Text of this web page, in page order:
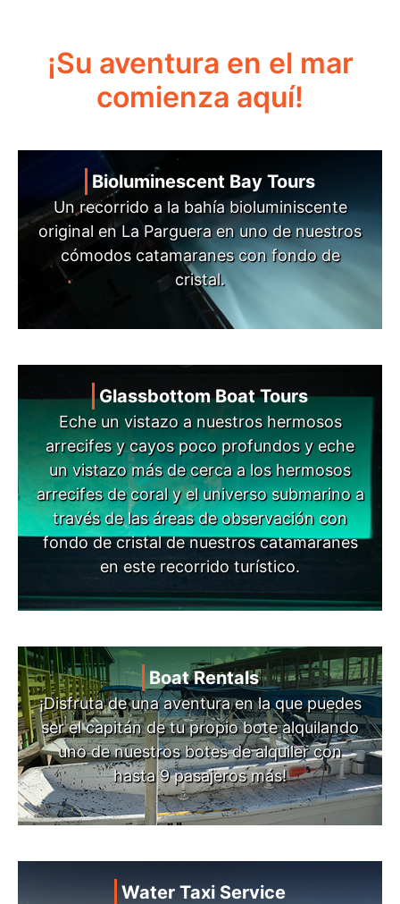
¡Su aventura en el mar
comienza aquí!
Bioluminescent Bay Tours
Un recorrido a la bahía bioluminiscente
original en La Parguera en uno de nuestros
cómodos catamaranes con fondo de
cristal.
Glassbottom Boat Tours
Eche un vistazo a nuestros hermosos
arrecifes y cayos poco profundos y eche
un vistazo más de cerca a los hermosos
arrecifes de coral y el universo submarino a
través de las áreas de observación con
fondo de cristal de nuestros catamaranes
en este recorrido turístico.
Boat Rentals
¡Disfruta de una aventura en la que puedes
ser el capitán de tu propio bote alquilando
uno de nuestros botes de alquiler con
hasta 9 pasajeros más!
Water Taxi Service